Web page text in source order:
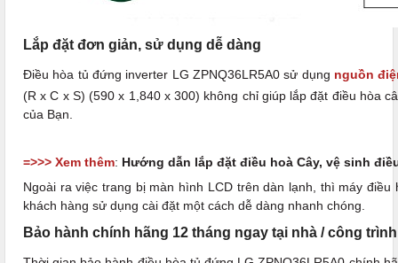
Lắp đặt đơn giản, sử dụng dễ dàng
Điều hòa tủ đứng inverter LG ZPNQ36LR5A0 sử dụng nguồn
(R x C x S) (590 x 1,840 x 300) không chỉ giúp lắp đặt điều hòa
của Bạn.
=>>> Xem thêm: Hướng dẫn lắp đặt điều hoà Cây, vệ sinh
Ngoài ra việc trang bị màn hình LCD trên dàn lạnh, thì máy
khách hàng sử dụng cài đặt một cách dễ dàng nhanh chóng.
Bảo hành chính hãng 12 tháng ngay tại nhà / công trình